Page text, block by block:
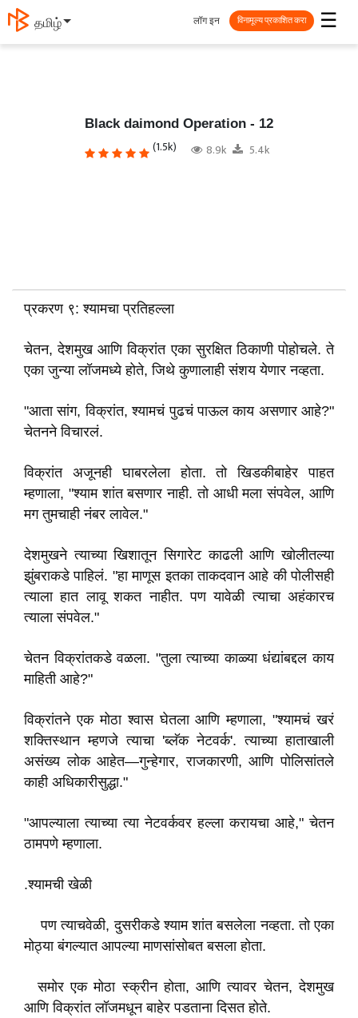
தமிழ் ☰
लॉग इन विनामूल्य प्रकाशित करा
Black daimond Operation - 12
(1.5k) 8.9k 5.4k
प्रकरण ९: श्यामचा प्रतिहल्ला
चेतन, देशमुख आणि विक्रांत एका सुरक्षित ठिकाणी पोहोचले. ते
एका जुन्या लॉजमध्ये होते, जिथे कुणालाही संशय येणार नव्हता.
"आता सांग, विक्रांत, श्यामचं पुढचं पाऊल काय असणार आहे?"
चेतनने विचारलं.
विक्रांत अजूनही घाबरलेला होता. तो खिडकीबाहेर पाहत
म्हणाला, "श्याम शांत बसणार नाही. तो आधी मला संपवेल, आणि
मग तुमचाही नंबर लावेल."
देशमुखने त्याच्या खिशातून सिगारेट काढली आणि खोलीतल्या
झुंबराकडे पाहिलं. "हा माणूस इतका ताकदवान आहे की पोलीसही
त्याला हात लावू शकत नाहीत. पण यावेळी त्याचा अहंकारच
त्याला संपवेल."
चेतन विक्रांतकडे वळला. "तुला त्याच्या काळ्या धंद्यांबद्दल काय
माहिती आहे?"
विक्रांतने एक मोठा श्वास घेतला आणि म्हणाला, "श्यामचं खरं
शक्तिस्थान म्हणजे त्याचा 'ब्लॅक नेटवर्क'. त्याच्या हाताखाली
असंख्य लोक आहेत—गुन्हेगार, राजकारणी, आणि पोलिसांतले
काही अधिकारीसुद्धा."
"आपल्याला त्याच्या त्या नेटवर्कवर हल्ला करायचा आहे," चेतन
ठामपणे म्हणाला.
.श्यामची खेळी
पण त्याचवेळी, दुसरीकडे श्याम शांत बसलेला नव्हता. तो एका
मोठ्या बंगल्यात आपल्या माणसांसोबत बसला होता.
समोर एक मोठा स्क्रीन होता, आणि त्यावर चेतन, देशमुख
आणि विक्रांत लॉजमधून बाहेर पडताना दिसत होते.